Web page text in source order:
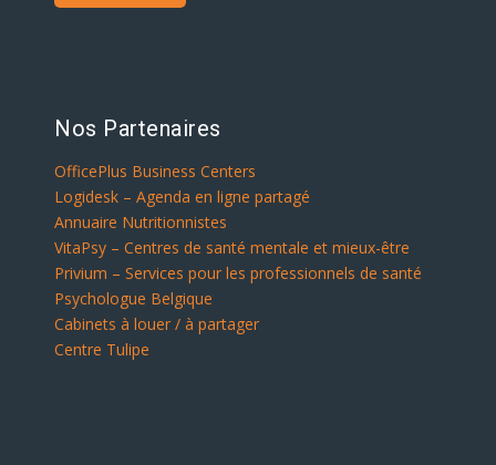
Nos Partenaires
OfficePlus Business Centers
Logidesk – Agenda en ligne partagé
Annuaire Nutritionnistes
VitaPsy – Centres de santé mentale et mieux-être
Privium – Services pour les professionnels de santé
Psychologue Belgique
Cabinets à louer / à partager
Centre Tulipe